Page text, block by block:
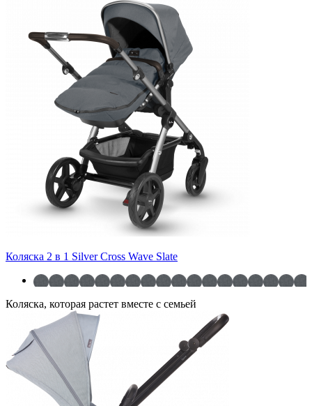
Коляска 2 в 1 Silver Cross Wave Slate
Коляска, которая растет вместе с семьей